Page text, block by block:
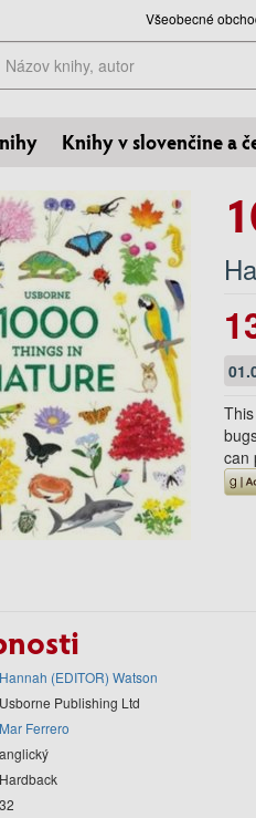
Všeobecné
Knihy v slovenčine a
can
Hannah (EDITOR) Watson
Usborne Publishing Ltd
Mar Ferrero
anglický
Hardback
32